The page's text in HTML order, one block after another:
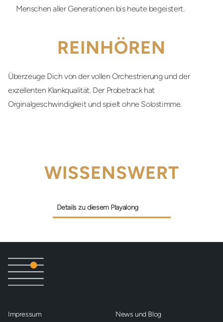
Menschen aller Generationen bis heute begeistert.
REINHÖREN
Überzeuge Dich von der vollen Orchestrierung und der
exzellenten Klankqualität. Der Probetrack hat
Orginalgeschwindigkeit und spielt ohne Solostimme.
WISSENSWERT
Details zu diesem Playalong
Impressum News und Blog